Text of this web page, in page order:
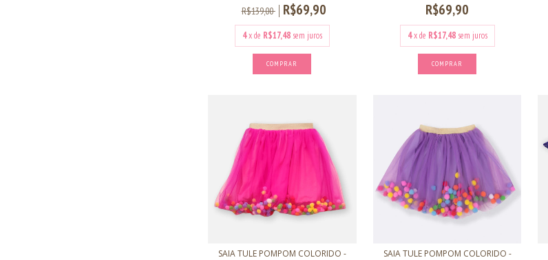
R$139,00 R$69,90
4x de R$17,48 sem juros
COMPRAR
R$69,90
4 x de R$17,48 sem juros
COMPRAR
SAIA TULE POMPOM COLORIDO -
SAIA TULE POMPOM COLORIDO -